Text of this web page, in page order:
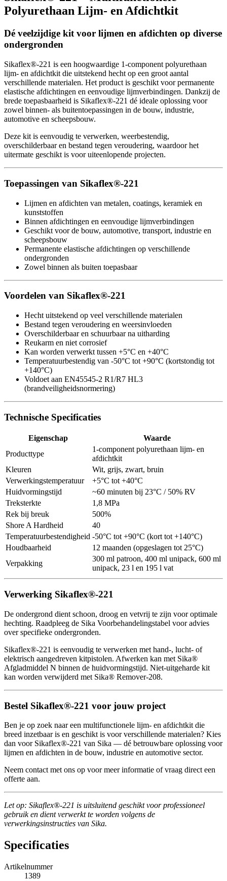
Polyurethaan Lijm- en Afdichtkit
Dé veelzijdige kit voor lijmen en afdichten op diverse
ondergronden
Sikaflex®-221 is een hoogwaardige 1-component polyurethaan
lijm- en afdichtkit die uitstekend hecht op een groot aantal
verschillende materialen. Het product is geschikt voor permanente
elastische afdichtingen en eenvoudige lijmverbindingen. Dankzij de
brede toepasbaarheid is Sikaflex®-221 dé ideale oplossing voor
zowel binnen- als buitentoepassingen in de bouw, industrie,
automotive en scheepsbouw.
Deze kit is eenvoudig te verwerken, weerbestendig,
overschilderbaar en bestand tegen veroudering, waardoor het
uitermate geschikt is voor uiteenlopende projecten.
Toepassingen van Sikaflex®-221
Lijmen en afdichten van metalen, coatings, keramiek en
kunststoffen
Binnen afdichtingen en eenvoudige lijmverbindingen
Geschikt voor de bouw, automotive, transport, industrie en
scheepsbouw
Permanente elastische afdichtingen op verschillende
ondergronden
Zowel binnen als buiten toepasbaar
Voordelen van Sikaflex®-221
Hecht uitstekend op veel verschillende materialen
Bestand tegen veroudering en weersinvloeden
Overschilderbaar en schuurbaar na uitharding
Reukarm en niet corrosief
Kan worden verwerkt tussen +5°C en +40°C
Temperatuurbestendig van -50°C tot +90°C (kortstondig tot
+140°C)
Voldoet aan EN45545-2 R1/R7 HL3
(brandveiligheidsnormering)
Technische Specificaties
Eigenschap
Waarde
Producttype
1-component polyurethaan lijm- en
afdichtkit
Kleuren
Wit, grijs, zwart, bruin
Verwerkingstemperatuur
+5°C tot +40°C
Huidvormingstijd
~60 minuten bij 23°C / 50% RV
Treksterkte
1,8 MPa
Rek bij breuk
500%
Shore A Hardheid
40
Temperatuurbestendigheid -50°C tot +90°C (kort tot +140°C)
Houdbaarheid
12 maanden (opgeslagen tot 25°C)
Verpakking
300 ml patroon, 400 ml unipack, 600 ml
unipack, 23 l en 195 l vat
Verwerking Sikaflex®-221
De ondergrond dient schoon, droog en vetvrij te zijn voor optimale
hechting. Raadpleeg de Sika Voorbehandelingstabel voor advies
over specifieke ondergronden.
Sikaflex®-221 is eenvoudig te verwerken met hand-, lucht- of
elektrisch aangedreven kitpistolen. Afwerken kan met Sika®
Afgladmiddel N binnen de huidvormingstijd. Niet-uitgeharde kit
kan worden verwijderd met Sika® Remover-208.
Bestel Sikaflex®-221 voor jouw project
Ben je op zoek naar een multifunctionele lijm- en afdichtkit die
breed inzetbaar is en geschikt is voor verschillende materialen? Kies
dan voor Sikaflex®-221 van Sika — dé betrouwbare oplossing voor
lijmen en afdichten in de bouw, industrie en automotive sector.
Neem contact met ons op voor meer informatie of vraag direct een
offerte aan.
Let op: Sikaflex®-221 is uitsluitend geschikt voor professioneel
gebruik en dient verwerkt te worden volgens de
verwerkingsinstructies van Sika.
Specificaties
Artikelnummer
1389